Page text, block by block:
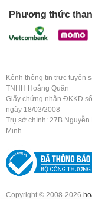
Phương thức
Kênh thông tin trực tuyến
TNHH Hoằng Quân
Giấy chứng nhận ĐKKD
ngày 18/03/2008
Trụ sở chính: 27B
Minh
Copyright © 2008-2026